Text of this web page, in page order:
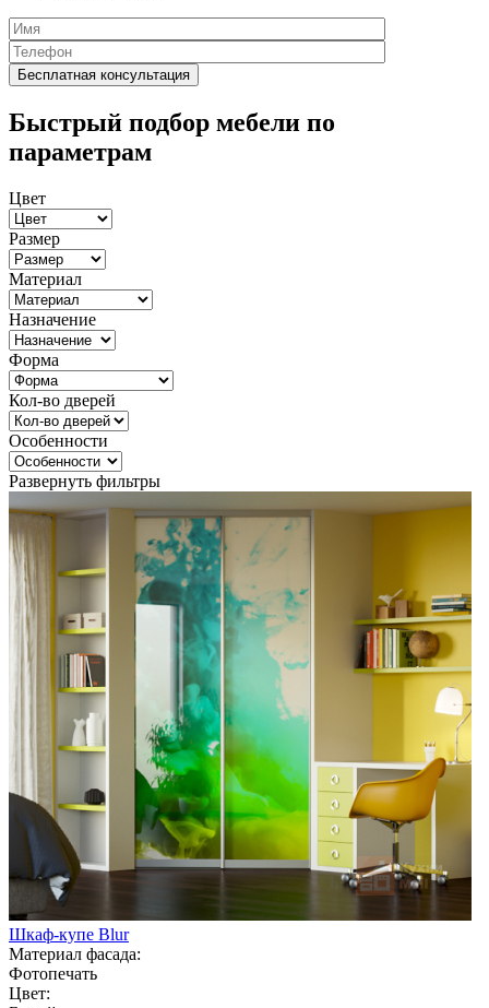
Быстрый подбор мебели по
параметрам
Цвет
Размер
Материал
Назначение
Форма
Кол-во дверей
Особенности
Развернуть фильтры
Шкаф-купе Blur
Материал фасада:
Фотопечать
Цвет: